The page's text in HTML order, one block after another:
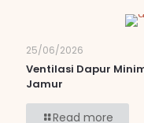
25/06/2026
Ventilasi Dapur
Jamur
Read more